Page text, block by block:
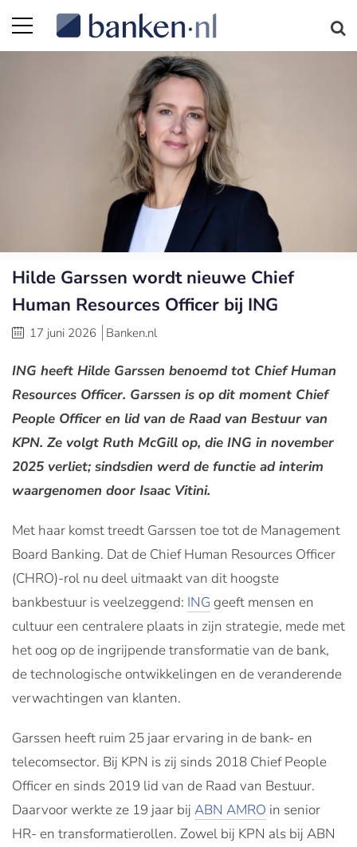
Hilde Garssen wordt nieuwe Chief
Human Resources Officer bij ING
17 juni 2026 Banken.nl
ING heeft Hilde Garssen benoemd tot Chief Human
Resources Officer. Garssen is op dit moment Chief
People Officer en lid van de Raad van Bestuur van
KPN. Ze volgt Ruth McGill op, die ING in november
2025 verliet; sindsdien werd de functie ad interim
waargenomen door Isaac Vitini.
Met haar komst treedt Garssen toe tot de Management
Board Banking. Dat de Chief Human Resources Officer
(CHRO)-rol nu deel uitmaakt van dit hoogste
bankbestuur is veelzeggend: ING geeft mensen en
cultuur een centralere plaats in zijn strategie, mede met
het oog op de ingrijpende transformatie van de bank,
de technologische ontwikkelingen en de veranderende
verwachtingen van klanten.
Garssen heeft ruim 25 jaar ervaring in de bank- en
telecomsector. Bij KPN is zij sinds 2018 Chief People
Officer en sinds 2019 lid van de Raad van Bestuur.
Daarvoor werkte ze 19 jaar bij ABN AMRO in senior
HR- en transformatierollen. Zowel bij KPN als bij ABN